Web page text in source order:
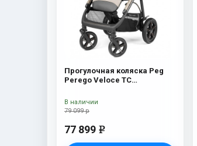
Прогулочная коляска Peg
Perego Veloce TC
Perego Veloce TC (Astral
New)
79 099 р
77 899 e
В наличии